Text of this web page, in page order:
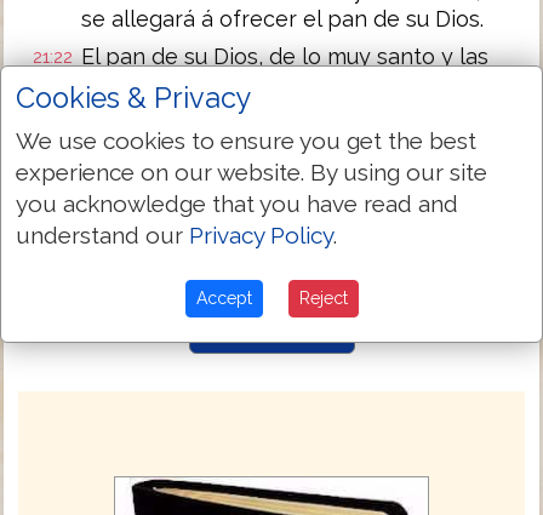
se allegará á ofrecer el pan de su Dios.
21:22 El pan de su Dios, de lo muy santo y las
cosas santificadas, comerá.
Empero no entrará del velo adentro, ni se
allegará al altar, por cuanto hay falta en
él: y no profanará mi santuario, porque yo
Jehová soy el que los santifico.
21:24 Y Moisés habló esto á Aarón, y á sus hijos,
Cookies & Privacy
We use cookies to ensure you get the best
experience on our website. By using our site
you acknowledge that you have read and
understand our Privacy Policy.
Accept Reject